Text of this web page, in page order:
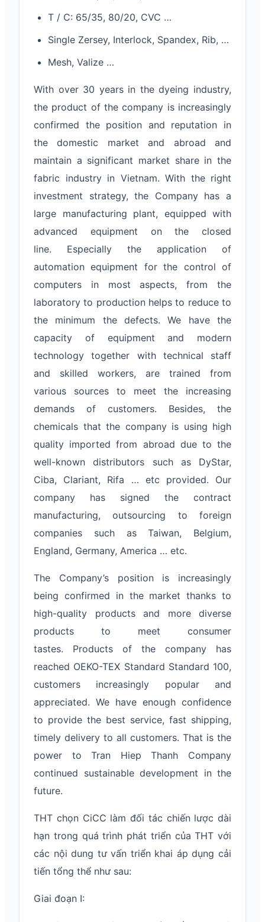
T / C: 65/35, 80/20, CVC …
Single Zersey, Interlock, Spandex, Rib, …
Mesh, Valize …
With over 30 years in the dyeing industry,
the product of the company is increasingly
confirmed the position and reputation in
the domestic market and abroad and
maintain a significant market share in the
fabric industry in Vietnam. With the right
investment strategy, the Company has a
large manufacturing plant, equipped with
advanced equipment on the closed
line. Especially the application of
automation equipment for the control of
computers in most aspects, from the
laboratory to production helps to reduce to
the minimum the defects. We have the
capacity of equipment and modern
technology together with technical staff
and skilled workers, are trained from
various sources to meet the increasing
demands of customers. Besides, the
chemicals that the company is using high
quality imported from abroad due to the
well-known distributors such as DyStar,
Ciba, Clariant, Rifa … etc provided. Our
company has signed the contract
manufacturing, outsourcing to foreign
companies such as Taiwan, Belgium,
England, Germany, America … etc.
The Company’s position is increasingly
being confirmed in the market thanks to
high-quality products and more diverse
products to meet consumer
tastes. Products of the company has
reached OEKO-TEX Standard Standard 100,
customers increasingly popular and
appreciated. We have enough confidence
to provide the best service, fast shipping,
timely delivery to all customers. That is the
power to Tran Hiep Thanh Company
continued sustainable development in the
future.
THT chọn CiCC làm đối tác chiến lược dài
hạn trong quá trình phát triển của THT với
các nội dung tư vấn triển khai áp dụng cải
tiến tổng thể như sau:
Giai đoạn I: